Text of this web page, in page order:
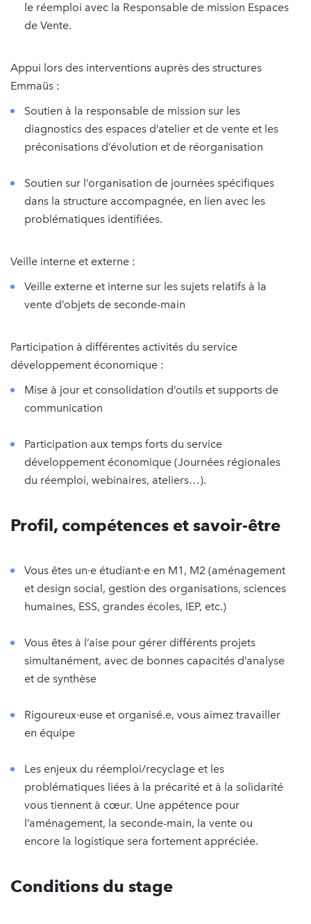
le réemploi avec la Responsable de mission Espaces
de Vente.
Appui lors des interventions auprès des structures
Emmaüs :
Soutien à la responsable de mission sur les
diagnostics des espaces d’atelier et de vente et les
préconisations d’évolution et de réorganisation
Soutien sur l’organisation de journées spécifiques
dans la structure accompagnée, en lien avec les
problématiques identifiées.
Veille interne et externe :
Veille externe et interne sur les sujets relatifs à la
vente d’objets de seconde-main
Participation à différentes activités du service
développement économique :
Mise à jour et consolidation d’outils et supports de
communication
Participation aux temps forts du service
développement économique (Journées régionales
du réemploi, webinaires, ateliers…).
Profil, compétences et savoir-être
Vous êtes un·e étudiant·e en M1, M2 (aménagement
et design social, gestion des organisations, sciences
humaines, ESS, grandes écoles, IEP, etc.)
Vous êtes à l’aise pour gérer différents projets
simultanément, avec de bonnes capacités d’analyse
et de synthèse
Rigoureux·euse et organisé.e, vous aimez travailler
en équipe
Les enjeux du réemploi/recyclage et les
problématiques liées à la précarité et à la solidarité
vous tiennent à cœur. Une appétence pour
l’aménagement, la seconde-main, la vente ou
encore la logistique sera fortement appréciée.
Conditions du stage